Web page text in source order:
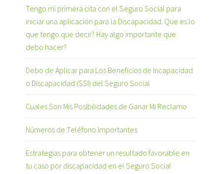
Tengo mi primera cita con el Seguro Social para
iniciar una aplicación para la Discapacidad. Que es lo
que tengo que decir? Hay algo importante que
debo hacer?
Debo de Aplicar para Los Beneficios de Incapacidad
o Discapacidad (SSI) del Seguro Social
Cuales Son Mis Posibilidades de Ganar Mi Reclamo
Números de Teléfono Importantes
Estrategias para obtener un resultado favorable en
tu caso por discapacidad en el Seguro Social